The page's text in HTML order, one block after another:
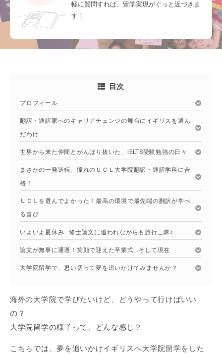
軽に質問すれば、留学実現がぐっと近づきま
す！
目次
プロフィール
翻訳・通訳家へのキャリアチェンジの舞台にイギリスを選ん
だわけ
世界から来た仲間とがんばり抜いた、IELTS受験勉強の日々
まさかの一発逆転、憧れのＵＣＬ大学院翻訳・通訳学科に合
格！
ＵＣＬを選んでよかった！最高の環境で最先端の翻訳が学べ
る喜び
いよいよ夏休み…修士論文に追われながらも旅行三昧♪
論文が無事に通過！笑顔で迎えた卒業式…そして現在
大学院留学で、思い切って夢を追いかけてみませんか？
海外の大学院で学びたいけど、どうやって行けばいい
の？
大学院留学の様子って、どんな感じ？
こちらでは、夢を追いかけイギリスへ大学院留学をした